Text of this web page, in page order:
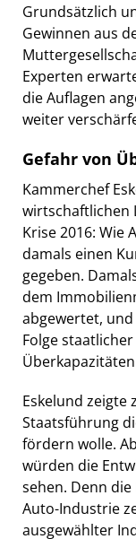
Grundsätzlich
Gewinnen aus
Experten
die Auflagen
weiter
Gefahr von
Kammerchef
wirtschaftlichen
Krise 2016: Wie
damals einen
gegeben.
dem
abgewertet,
Folge
Eskelund zeigte
Staatsführung
fördern wolle.
würden die
sehen. Denn
Auto-Industrie
ausgewählter